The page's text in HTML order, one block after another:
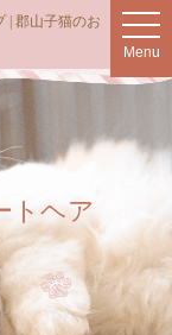
t
o
g
v
i
g
a
Menu
| 郡山子猫のお
トヘア